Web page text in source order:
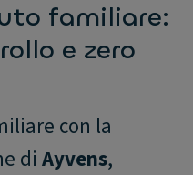
familiare:
e zero
con la
di Ayvens,